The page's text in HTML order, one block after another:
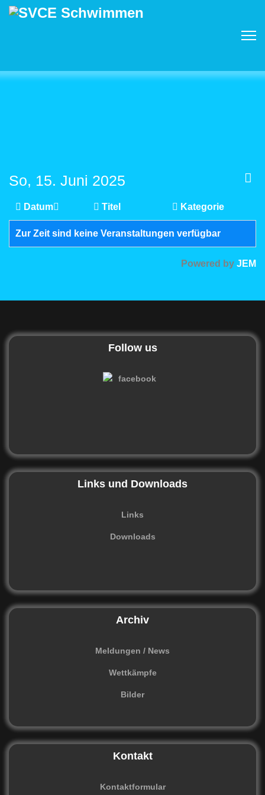
So, 15. Juni 2025
Datum Titel Kategorie
Zur Zeit sind keine Veranstaltungen verfügbar
Powered by JEM
Follow us
Links und Downloads
Links
Downloads
Archiv
Meldungen / News
Wettkämpfe
Bilder
Kontakt
Kontaktformular